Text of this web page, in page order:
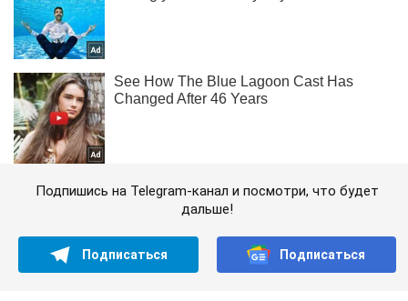
Подпишись на Telegram-канал и посмотри, что будет
дальше!
Подписаться Подписаться